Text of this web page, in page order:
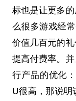
标也是让更多
么很多游戏经
价值几百元的
提高付费率。
行产品的优化
U很高，那说明